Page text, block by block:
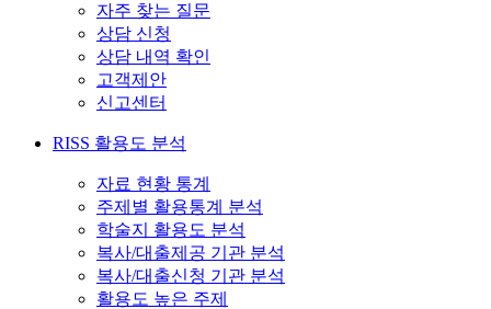
자주 찾는 질문
상담 신청
상담 내역 확인
고객제안
신고센터
RISS 활용도 분석
자료 현황 통계
주제별 활용통계 분석
학술지 활용도 분석
복사/대출제공 기관 분석
복사/대출신청 기관 분석
활용도 높은 주제